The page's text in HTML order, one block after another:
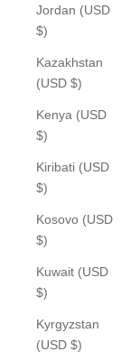
Jordan (USD
$)
Kazakhstan
(USD $)
Kenya (USD
$)
Kiribati (USD
$)
Kosovo (USD
$)
Kuwait (USD
$)
Kyrgyzstan
(USD $)